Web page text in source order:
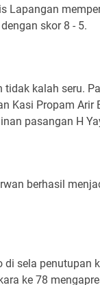
Lapangan
skor 8 - 5.
kalah seru.
Kasi Propam Arir
pasangan H
berhasil
di sela penutupan
ke 78